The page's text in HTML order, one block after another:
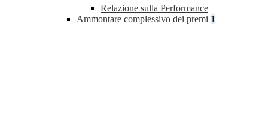
Relazione sulla Performance
Ammontare complessivo dei premi 1